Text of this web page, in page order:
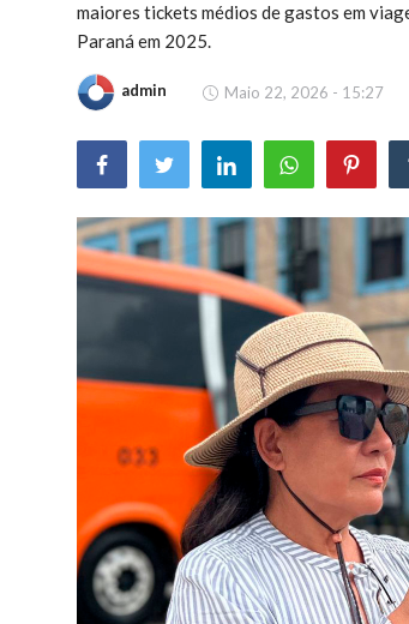
maiores tickets médios de gastos em
Paraná em 2025.
admin Maio 22, 2026 - 15:27